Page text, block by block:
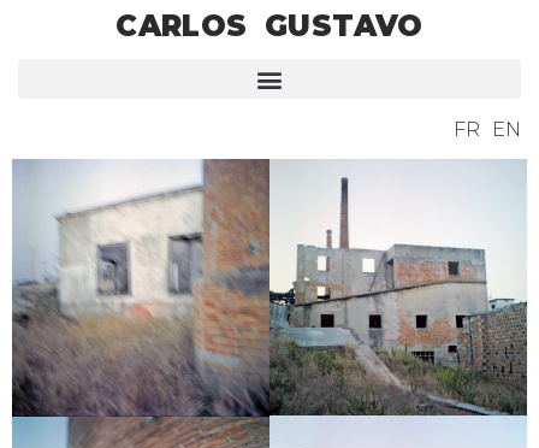
CARLOS GUSTAVO
FR EN